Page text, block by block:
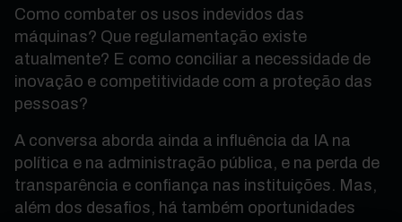
Como combater os usos indevidos das
máquinas? Que regulamentação existe
atualmente? E como conciliar a necessidade de
inovação e competitividade com a proteção das
pessoas?
A conversa aborda ainda a influência da IA na
política e na administração pública, e na perda de
transparência e confiança nas instituições. Mas,
além dos desafios, há também oportunidades